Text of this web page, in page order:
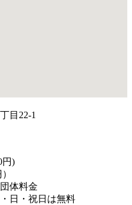
目22-1
円)
体料金
日・祝日は無料